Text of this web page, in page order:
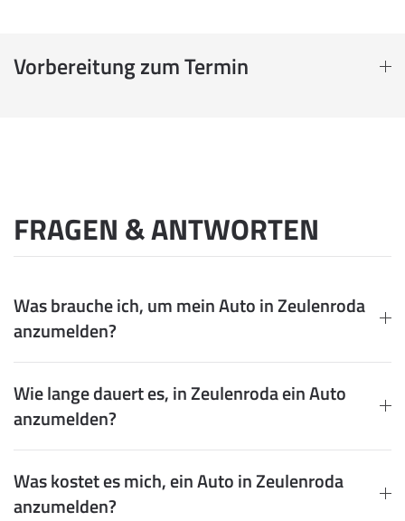
Vorbereitung zum Termin
FRAGEN & ANTWORTEN
Was brauche ich, um mein Auto in Zeulenroda
anzumelden?
Wie lange dauert es, in Zeulenroda ein Auto
anzumelden?
Was kostet es mich, ein Auto in Zeulenroda
anzumelden?